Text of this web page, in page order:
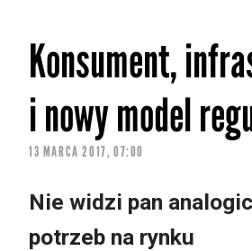
Konsument,
i nowy model
13 MARCA 2017, 07:00
Nie widzi pan
potrzeb na rynku